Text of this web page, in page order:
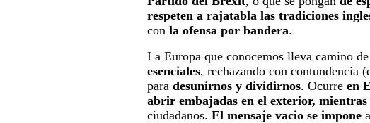
respeten a rajatabla las tradiciones
con la ofensa por bandera.
La Europa que conocemos lleva camino
esenciales, rechazando con contundencia
para desunirnos y dividirnos. Ocurre en
abrir embajadas en el exterior,
ciudadanos. El mensaje vacio se impone